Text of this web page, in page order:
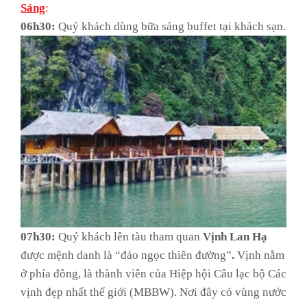
Sáng:
06h30: Quý khách dùng bữa sáng buffet tại khách sạn.
07h30: Quý khách lên tàu tham quan Vịnh Lan Hạ
được mệnh danh là “đảo ngọc thiên đường”. Vịnh nằm
ở phía đông, là thành viên của Hiệp hội Câu lạc bộ Các
vịnh đẹp nhất thế giới (MBBW). Nơi đây có vùng nước